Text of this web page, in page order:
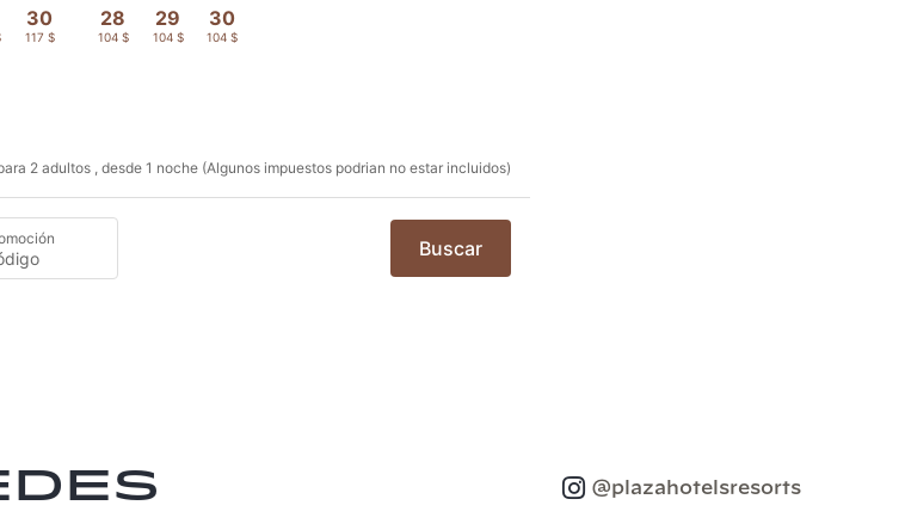
30
117 $
28
104 $
29
104 $
30
104 $
2 adultos , desde 1 noche (Algunos impuestos podrian no estar incluidos)
Buscar
@plazahotelsresorts